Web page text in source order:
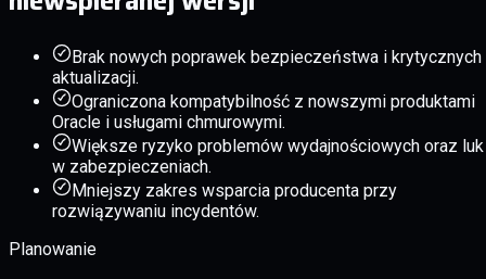
Brak nowych poprawek bezpieczeństwa i krytycznych
aktualizacji.
Ograniczona kompatybilność z nowszymi produktami
Oracle i usługami chmurowymi.
Większe ryzyko problemów wydajnościowych oraz luk
w zabezpieczeniach.
Mniejszy zakres wsparcia producenta przy
rozwiązywaniu incydentów.
Planowanie